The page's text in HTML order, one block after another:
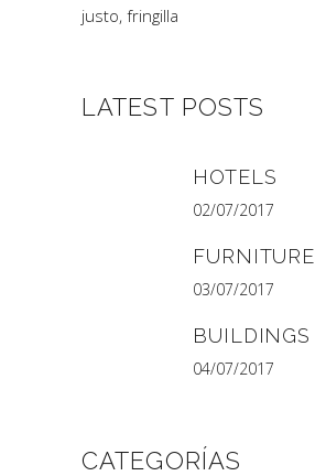
justo, fringilla
LATEST POSTS
HOTELS
02/07/2017
FURNITURE
03/07/2017
BUILDINGS
04/07/2017
CATEGORÍAS